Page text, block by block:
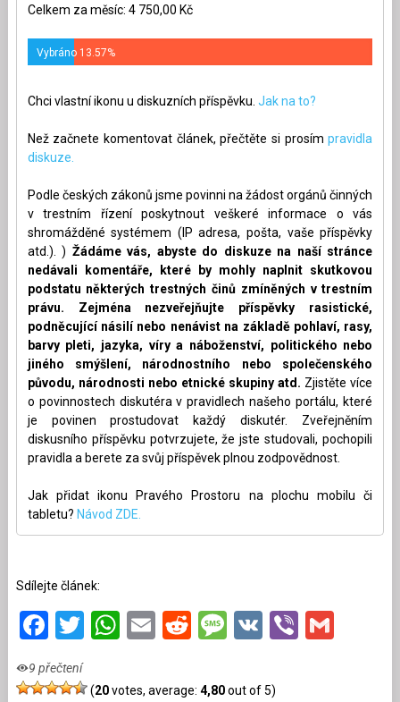
Celkem za měsíc: 4 750,00 Kč
Vybráno 13.57%
Chci vlastní ikonu u diskuzních příspěvku. Jak na to?
Než začnete komentovat článek, přečtěte si prosímpravidla
diskuze.
Podle českých zákonů jsme povinni na žádost orgánů činných
v trestním řízení poskytnout veškeré informace o vás
shromážděné systémem (IP adresa, pošta, vaše příspěvky
atd.). ) Žádáme vás, abyste do diskuze na naší stránce
nedávali komentáře, které by mohly naplnit skutkovou
podstatu některých trestných činů zmíněných v trestním
právu. Zejména nezveřejňujte příspěvky rasistické,
podněcující násilí nebo nenávist na základě pohlaví, rasy,
barvy pleti, jazyka, víry a náboženství, politického nebo
jiného smýšlení, národnostního nebo společenského
původu, národnosti nebo etnické skupiny atd. Zjistěte více
o povinnostech diskutéra v pravidlech našeho portálu, které
je povinen prostudovat každý diskutér. Zveřejněním
diskusního příspěvku potvrzujete, že jste studovali, pochopili
pravidla a berete za svůj příspěvek plnou zodpovědnost.
Jak přidat ikonu Pravého Prostoru na plochu mobilu či
tabletu? Návod ZDE.
Sdílejte článek:
Facebook
Twitter
WhatsApp
EmailRedditMessage
VKViber
9 přečtení
(20votes, average: 4,80out of 5)